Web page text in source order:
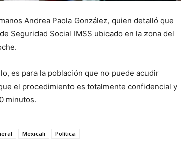
Andrea Paola González, quien detalló que
Seguridad Social IMSS ubicado en la zona del
es para la población que no puede acudir
el procedimiento es totalmente confidencial y
minutos.
Mexicali Política